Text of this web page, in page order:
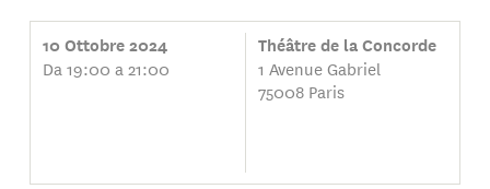
10 Ottobre 2024
Da 19:00 a 21:00
Théâtre de la Concorde
1 Avenue Gabriel
75008 Paris